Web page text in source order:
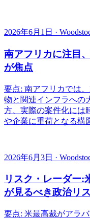
2026年6月1日 ·
南アフリカに注目
が焦点
要点: 南アフリカでは
物と関連インフラへの
方、実際の案件化には
や企業に重荷となる構
2026年6月3日 ·
リスク・レーダー:
が見るべき政治リ
要点: 米最高裁がアラ